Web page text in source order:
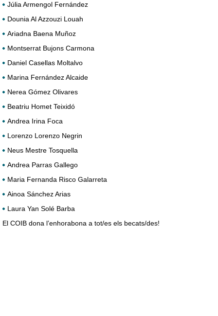
Júlia Armengol Fernández
Dounia Al Azzouzi Louah
Ariadna Baena Muñoz
Montserrat Bujons Carmona
Daniel Casellas Moltalvo
Marina Fernández Alcaide
Nerea Gómez Olivares
Beatriu Homet Teixidó
Andrea Irina Foca
Lorenzo Lorenzo Negrin
Neus Mestre Tosquella
Andrea Parras Gallego
Maria Fernanda Risco Galarreta
Ainoa Sánchez Arias
Laura Yan Solé Barba
El COIB dona l’enhorabona a tot/es els becats/des!